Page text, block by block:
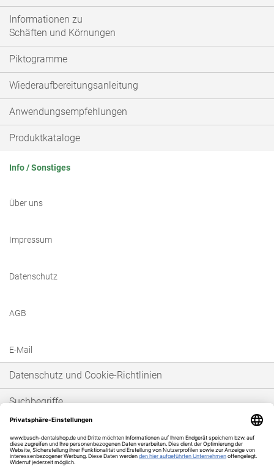
Informationen zu
Schäften und Körnungen
Piktogramme
Wiederaufbereitungsanleitung
Anwendungsempfehlungen
Produktkataloge
Info / Sonstiges
Über uns
Impressum
Datenschutz
AGB
E-Mail
Datenschutz und Cookie-Richtlinien
Suchbegriffe
Bestellungen und Rücksendungen